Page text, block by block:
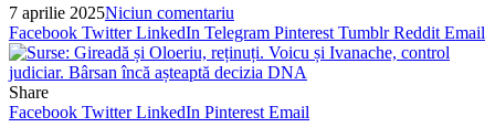
7 aprilie 2025Niciun comentariu
Facebook Twitter LinkedIn Telegram Pinterest Tumblr Reddit Email
Share
Facebook Twitter LinkedIn Pinterest Email